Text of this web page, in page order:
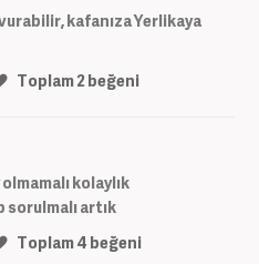
kafanıza Yerlikaya
Toplam2 beğeni
kolaylık
sorulmalı artık
Toplam4 beğeni